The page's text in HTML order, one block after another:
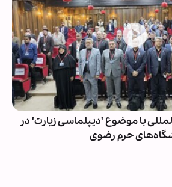
با موضوع 'دیپلماسی زیارت' در
حرم رضوی